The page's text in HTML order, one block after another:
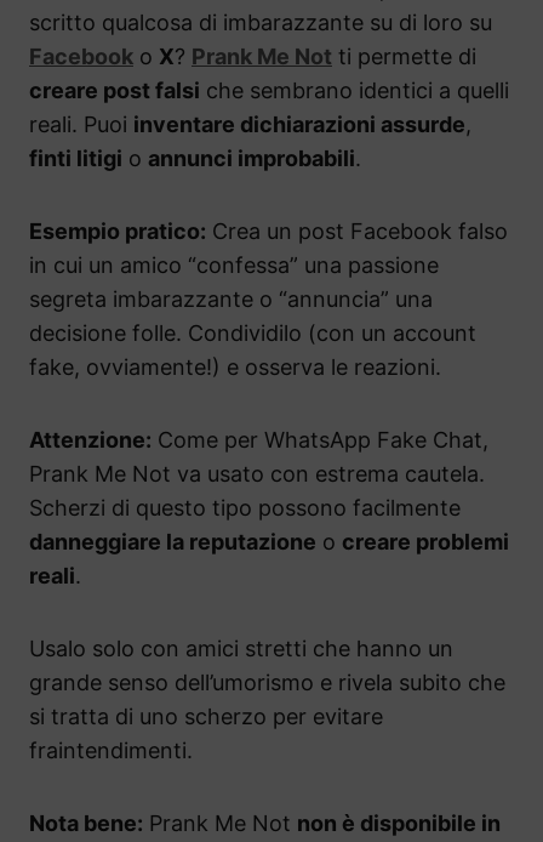
scritto qualcosa di imbarazzante su di loro su
Facebook o X? Prank Me Not ti permette di
creare post falsi che sembrano identici a quelli
reali. Puoi inventare dichiarazioni assurde,
finti litigi o annunci improbabili.
Esempio pratico: Crea un post Facebook falso
in cui un amico “confessa” una passione
segreta imbarazzante o “annuncia” una
decisione folle. Condividilo (con un account
fake, ovviamente!) e osserva le reazioni.
Attenzione: Come per WhatsApp Fake Chat,
Prank Me Not va usato con estrema cautela.
Scherzi di questo tipo possono facilmente
danneggiare la reputazione o creare problemi
reali.
Usalo solo con amici stretti che hanno un
grande senso dell’umorismo e rivela subito che
si tratta di uno scherzo per evitare
fraintendimenti.
Nota bene: Prank Me Not non è disponibile in